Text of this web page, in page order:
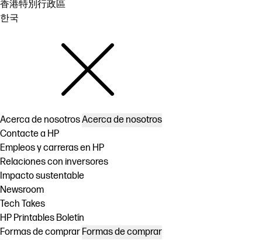
香港特別行政區
한국
Acerca de nosotrosAcerca de nosotros
Contacte a HP
Empleos y carreras en HP
Relaciones con inversores
Impacto sustentable
Newsroom
Tech Takes
HP Printables Boletín
Formas de comprar Formas de comprar